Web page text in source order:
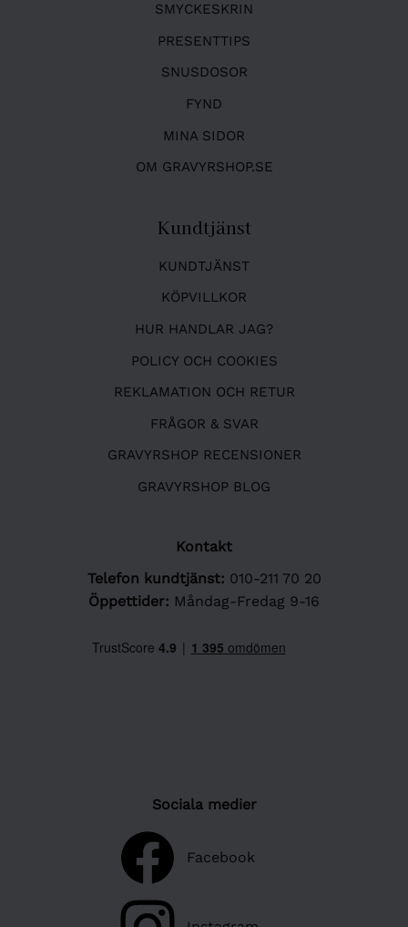
SMYCKESKRIN
PRESENTTIPS
SNUSDOSOR
FYND
MINA SIDOR
OM GRAVYRSHOP.SE
Kundtjänst
KUNDTJÄNST
KÖPVILLKOR
HUR HANDLAR JAG?
POLICY OCH COOKIES
REKLAMATION OCH RETUR
FRÅGOR & SVAR
GRAVYRSHOP RECENSIONER
GRAVYRSHOP BLOG
Kontakt
Telefon kundtjänst: 010-211 70 20
Öppettider: Måndag-Fredag 9-16
Sociala medier
Facebook